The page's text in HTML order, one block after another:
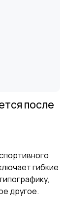
после
гибкие
другое.